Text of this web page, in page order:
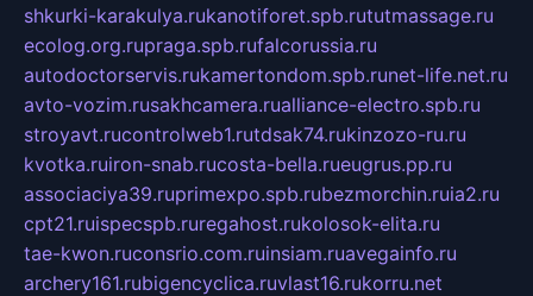
shkurki-karakulya.rukanotiforet.spb.rututmassage.ru
ecolog.org.rupraga.spb.rufalcorussia.ru
autodoctorservis.rukamertondom.spb.runet-life.net.ru
avto-vozim.rusakhcamera.rualliance-electro.spb.ru
stroyavt.rucontrolweb1.rutdsak74.rukinzozo-ru.ru
kvotka.ruiron-snab.rucosta-bella.rueugrus.pp.ru
associaciya39.ruprimexpo.spb.rubezmorchin.ruia2.ru
cpt21.ruispecspb.ruregahost.rukolosok-elita.ru
tae-kwon.ruconsrio.com.ruinsiam.ruavegainfo.ru
archery161.rubigencyclica.ruvlast16.rukorru.net